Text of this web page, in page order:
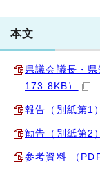
本文
県議会議長・
173.8KB）
報告（別紙第1
勧告（別紙第2
参考資料 （